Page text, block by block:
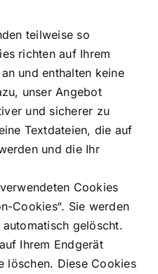
teilweise so
richten auf Ihrem
und enthalten keine
unser Angebot
und sicherer zu
Textdateien, die auf
und die Ihr
Cookies
Cookies“. Sie werden
automatisch gelöscht.
Ihrem Endgerät
löschen. Diese Cookies